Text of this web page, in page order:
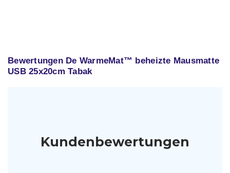
Bewertungen De WarmeMat™ beheizte Mausmatte
USB 25x20cm Tabak
Kundenbewertungen